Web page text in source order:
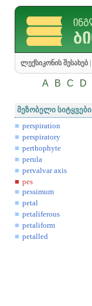
ლექსიკონის შესახებ
A B C D
მეზობელი სიტყვები
perspiration
perspiratory
perthophyte
perula
pervalvar axis
pes
pessimum
petal
petaliferous
petaliform
petalled